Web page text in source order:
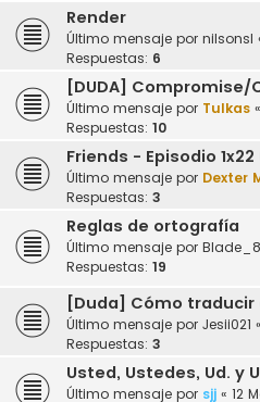
Render
Último mensaje por nilsonsl
Respuestas: 6
[DUDA]
Último mensaje por Tulkas «
Respuestas: 10
Friends - Episodio
Último mensaje por Dexter
Respuestas: 3
Reglas de ortografía
Último mensaje por
Respuestas: 19
[Duda] Cómo
Último mensaje por Jesii021 «
Respuestas: 3
Usted, Ustedes, Ud. y
Último mensaje por sjj « 12